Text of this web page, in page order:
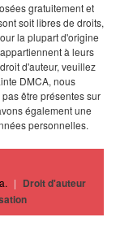
gratuitement et
soit libres de droits,
la plupart d'origine
à leurs
d'auteur, veuillez
DMCA, nous
être présentes sur
également une
personnelles.
| Droit d'auteur